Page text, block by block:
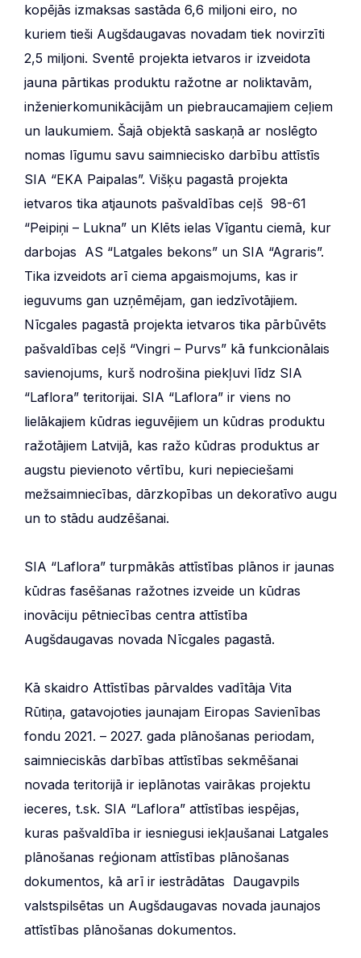
kopējās izmaksas sastāda 6,6 miljoni eiro, no
kuriem tieši Augšdaugavas novadam tiek novirzīti
2,5 miljoni. Sventē projekta ietvaros ir izveidota
jauna pārtikas produktu ražotne ar noliktavām,
inženierkomunikācijām un piebraucamajiem ceļiem
un laukumiem. Šajā objektā saskaņā ar noslēgto
nomas līgumu savu saimniecisko darbību attīstīs
SIA “EKA Paipalas”. Višķu pagastā projekta
ietvaros tika atjaunots pašvaldības ceļš 98-61
“Peipiņi – Lukna” un Klēts ielas Vīgantu ciemā, kur
darbojas AS “Latgales bekons” un SIA “Agraris”.
Tika izveidots arī ciema apgaismojums, kas ir
ieguvums gan uzņēmējam, gan iedzīvotājiem.
Nīcgales pagastā projekta ietvaros tika pārbūvēts
pašvaldības ceļš “Vingri – Purvs” kā funkcionālais
savienojums, kurš nodrošina piekļuvi līdz SIA
“Laflora” teritorijai. SIA “Laflora” ir viens no
lielākajiem kūdras ieguvējiem un kūdras produktu
ražotājiem Latvijā, kas ražo kūdras produktus ar
augstu pievienoto vērtību, kuri nepieciešami
mežsaimniecības, dārzkopības un dekoratīvo augu
un to stādu audzēšanai.
SIA “Laflora” turpmākās attīstības plānos ir jaunas
kūdras fasēšanas ražotnes izveide un kūdras
inovāciju pētniecības centra attīstība
Augšdaugavas novada Nīcgales pagastā.
Kā skaidro Attīstības pārvaldes vadītāja Vita
Rūtiņa, gatavojoties jaunajam Eiropas Savienības
fondu 2021. – 2027. gada plānošanas periodam,
saimnieciskās darbības attīstības sekmēšanai
novada teritorijā ir ieplānotas vairākas projektu
ieceres, t.sk. SIA “Laflora” attīstības iespējas,
kuras pašvaldība ir iesniegusi iekļaušanai Latgales
plānošanas reģionam attīstības plānošanas
dokumentos, kā arī ir iestrādātas Daugavpils
valstspilsētas un Augšdaugavas novada jaunajos
attīstības plānošanas dokumentos.